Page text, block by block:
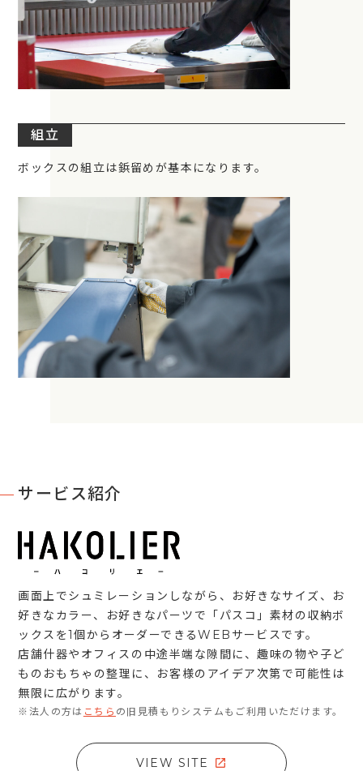
組立
ボックスの組立は鋲留めが基本になります。
サービス紹介
画面上でシュミレーションしながら、お好きなサイズ、お
好きなカラー、お好きなパーツで「パスコ」素材の収納ボ
ックスを1個からオーダーできるWEBサービスです。
店舗什器やオフィスの中途半端な隙間に、趣味の物や子ど
ものおもちゃの整理に、お客様のアイデア次第で可能性は
無限に広がります。
※法人の方は こちら の旧見積もりシステムもご利用いただけます。
VIEW SITE open_in_new